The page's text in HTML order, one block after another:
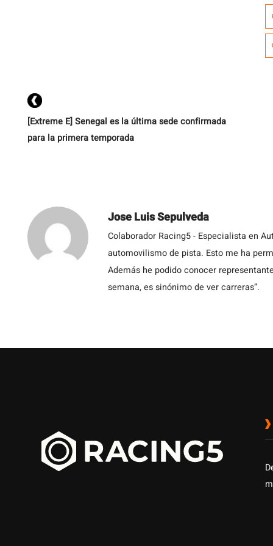
[Extreme E] Senegal es la última sede confirmada
para la primera temporada
Jose Luis Sepulveda
Colaborador Racing5 - Especialista en
automovilismo de pista. Esto me ha
Además he podido conocer
semana, es sinónimo de ver carreras”.